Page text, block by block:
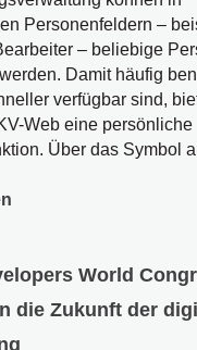
Personenfeldern –
– beliebige
Damit häufig
verfügbar sind,
Web eine persönliche
Über das Symbol
World
die Zukunft der